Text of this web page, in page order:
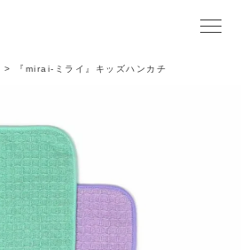
『mirai-ミライ』キッズハンカチ